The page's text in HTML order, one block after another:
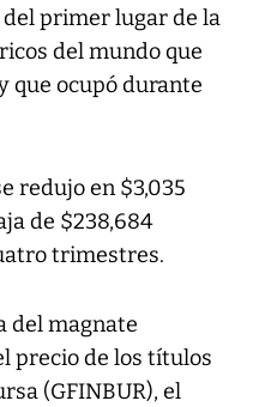
primer lugar de la
del mundo que
que ocupó durante
redujo en $3,035
de $238,684
trimestres.
del magnate
precio de los títulos
(GFINBUR), el